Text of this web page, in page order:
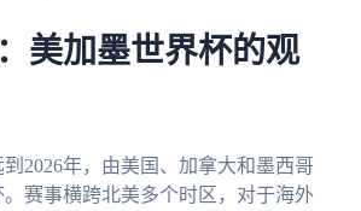
美加墨世界杯的观
2026年，由美国、加拿大和墨西哥
赛事横跨北美多个时区，对于海外